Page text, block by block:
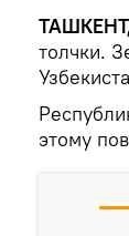
толчки.
этому